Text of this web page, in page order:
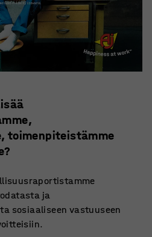
toimenpiteistämme
ja
sosiaaliseen vastuuseen